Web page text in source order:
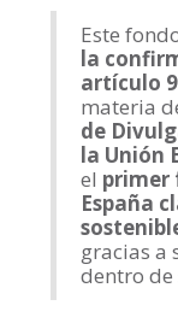
Este
la
artículo
materia
de
la Unión
el primer
España
gracias a
dentro de